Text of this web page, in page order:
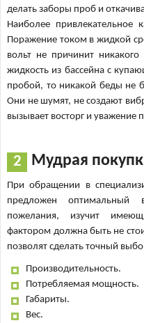
делать заборы проб и
Наиболее привлекательное
Поражение током в жидкой
вольт не причинит
жидкость из бассейна с
пробой, то никакой беды не
Они не шумят, не создают
вызывает восторг и
Мудрая
При обращении в
предложен оптимальный
пожелания, изучит
фактором должна быть не
позволят сделать точный
Производительность.
Потребляемая мощность.
Габариты.
Вес.